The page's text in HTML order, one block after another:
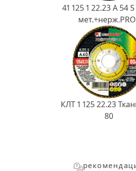
41 125 1 22.23 A 54
КЛТ 1 125 22.23
80